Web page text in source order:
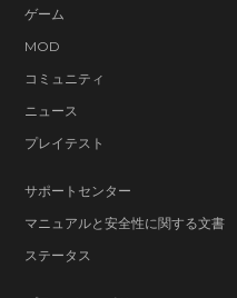
ゲーム
MOD
コミュニティ
ニュース
プレイテスト
サポートセンター
マニュアルと安全性に関する文書
ステータス